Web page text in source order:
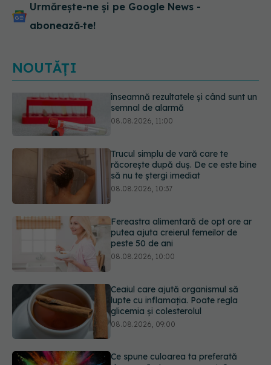
Urmărește-ne și pe Google News -
abonează‑te!
NOUTĂȚI
Trucul simplu de vară care te
răcorește după duș. De ce este bine
Fereastra alimentară de opt ore ar
putea ajuta creierul femeilor de
Ceaiul care ajută organismul să
lupte cu inflamația. Poate regla
Ce spune culoarea ta preferată
despre vârsta pe care o ai. Care